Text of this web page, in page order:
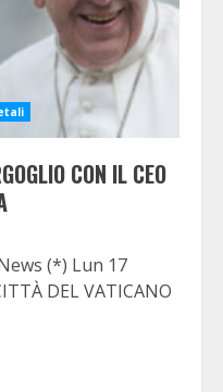
CON IL CEO
(*) Lun 17
DEL VATICANO